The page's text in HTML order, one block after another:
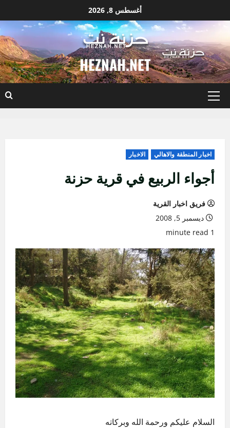
إلى
أغسطس 8, 2026
HEZNAH.NET
القائمة
اخبار المنطقة والاهالي الاخبار
أجواء الربيع في قرية حزنة
فريق اخبار القرية
ديسمبر 5, 2008
1 minute read
السلام عليكم ورحمة الله وبركاته